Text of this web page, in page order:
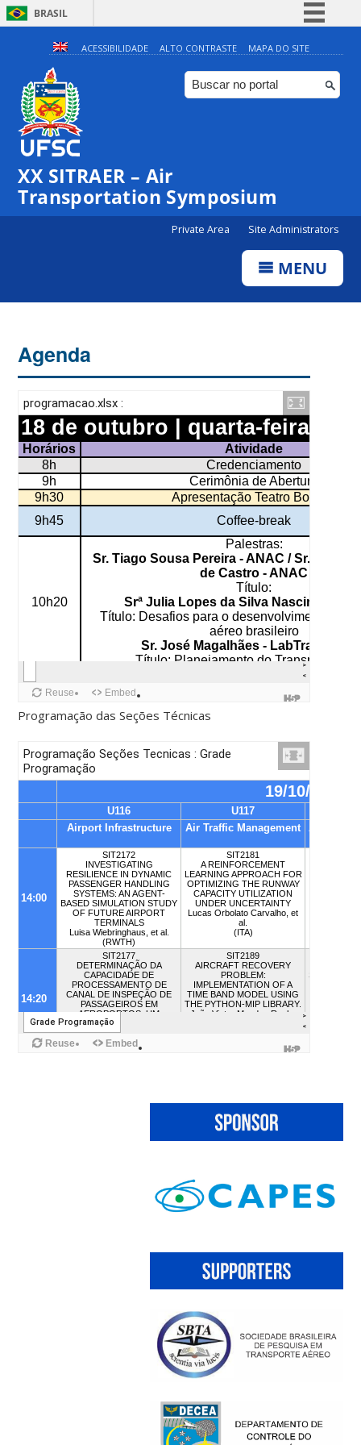
BRASIL
Simplifique!
Comunica BR
Participe
ACESSIBILIDADE ALTO CONTRASTE MAPA DO SITE
XX SITRAER – Air
Transportation Symposium
Private Area Site Administrators
MENU
Agenda
Reuse Embed
Programação das Seções Técnicas
Reuse Embed